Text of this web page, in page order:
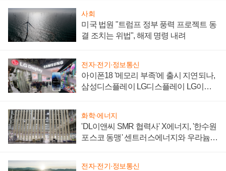
사회
미국 법원 "트럼프 정부 풍력 프로젝트 동
결 조치는 위법", 해제 명령 내려
전자·전기·정보통신
아이폰18 '메모리 부족'에 출시 지연되나,
삼성디스플레이 LG디스플레이 LG이노
화학·에너지
'DL이앤씨 SMR 협력사' X에너지, '한수원
포스코 동맹' 센트러스에너지와 우라늄
전자·전기·정보통신